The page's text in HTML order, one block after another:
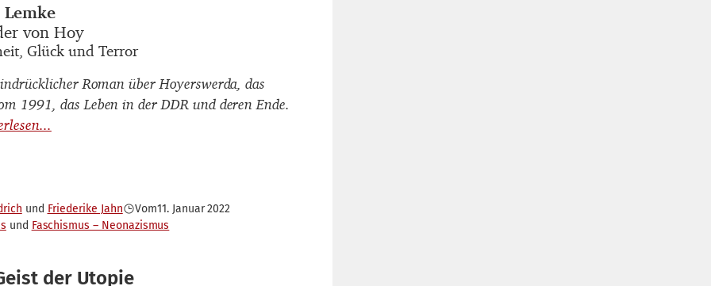
von Hoy
Glück und Terror
Roman über Hoyerswerda, das
1991, das Leben in der DDR und deren Ende.
Friederike Jahn Vom11. Januar 2022
Faschismus – Neonazismus
der Utopie